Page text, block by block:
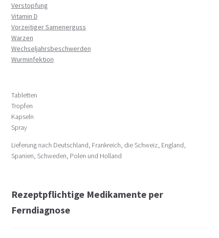
Verstopfung
Vitamin D
Vorzeitiger Samenerguss
Warzen
Wechseljahrsbeschwerden
Wurminfektion
Tabletten
Tropfen
Kapseln
Spray
Lieferung nach Deutschland, Frankreich, die Schweiz, England,
Spanien, Schweden, Polen und Holland
Rezeptpflichtige Medikamente per
Ferndiagnose